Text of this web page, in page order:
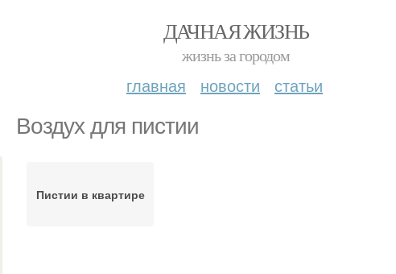
ДАЧНАЯ ЖИЗНЬ
жизнь за городом
главная новости статьи
Воздух для пистии
Пистии в квартире